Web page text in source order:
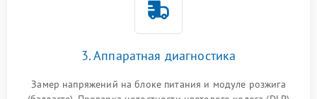
3. Аппаратная диагностика
Замер напряжений на блоке питания и модуле розжига